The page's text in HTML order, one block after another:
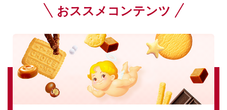
おススメコンテンツ